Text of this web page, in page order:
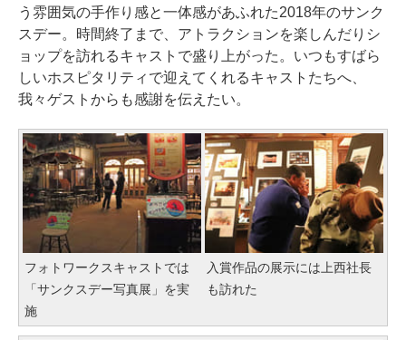
う雰囲気の手作り感と一体感があふれた2018年のサンク
スデー。時間終了まで、アトラクションを楽しんだりシ
ョップを訪れるキャストで盛り上がった。いつもすばら
しいホスピタリティで迎えてくれるキャストたちへ、
我々ゲストからも感謝を伝えたい。
フォトワークスキャストでは
「サンクスデー写真展」を実
施
入賞作品の展示には上西社長
も訪れた